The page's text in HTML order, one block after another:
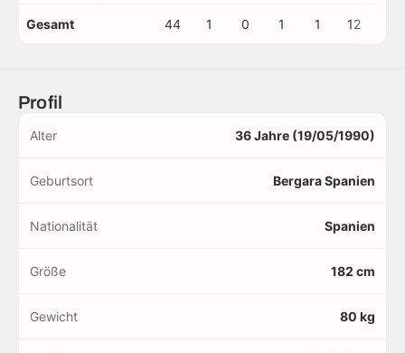
Gesamt 44 1 0 1 1 12
Profil
Alter 36 Jahre (19/05/1990)
Geburtsort Bergara Spanien
Nationalität Spanien
Größe 182 cm
Gewicht 80 kg